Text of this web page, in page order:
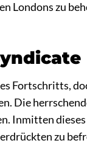
Londons zu
Fortschritts,
Die
Inmitten dieses
zu